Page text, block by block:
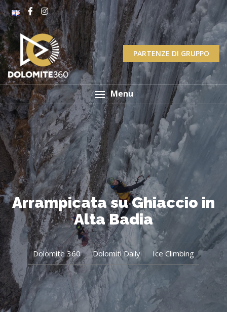
PARTENZE DI GRUPPO
Menu
Arrampicata su Ghiaccio in
Alta Badia
Dolomite 360 Dolomiti Daily Ice Climbing